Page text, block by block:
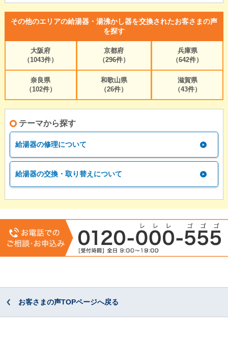
その他のエリアの給湯器・湯沸かし器を交換されたお客さまの声
を探す
大阪府
（1043件）
京都府
（296件）
兵庫県
（642件）
奈良県
（102件）
和歌山県
（26件）
滋賀県
（43件）
テーマから探す
給湯器の修理について
給湯器の交換・取り替えについて
お客さまの声TOPページへ戻る